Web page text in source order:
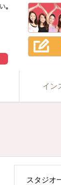
イン
スタジオ